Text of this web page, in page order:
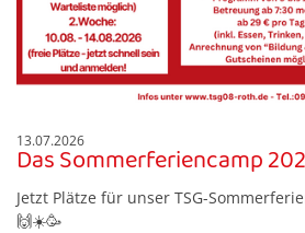
13.07.2026
Das Sommerferiencamp
Jetzt Plätze für unser TSG-
🙌☀️🥳